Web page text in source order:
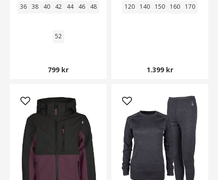
36 38 40 42 44 46 48
52
799 kr
120 140 150 160 170
1.399 kr